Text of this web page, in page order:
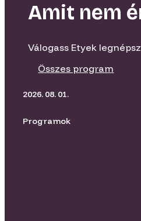
Amit nem
Válogass Etyek
Összes program
2026. 08. 01.
Programok